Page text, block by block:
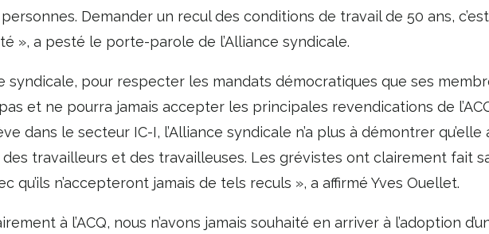
Demander un recul des conditions de travail de 50 ans,
», a pesté le porte-parole de l’Alliance syndicale.
syndicale, pour respecter les mandats démocratiques que ses
et ne pourra jamais accepter les principales revendications de
dans le secteur IC-I, l’Alliance syndicale n’a plus à démontrer qu’elle
travailleurs et des travailleuses. Les grévistes ont clairement fait
qu’ils n’accepteront jamais de tels reculs », a affirmé Yves Ouellet.
à l’ACQ, nous n’avons jamais souhaité en arriver à l’adoption